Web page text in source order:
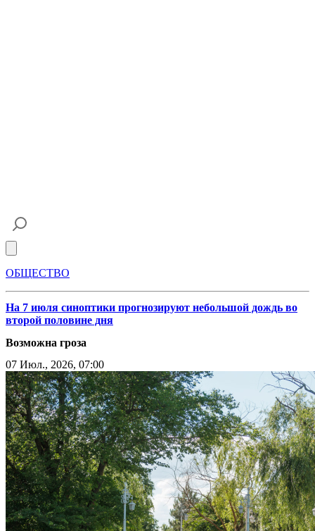
ОБЩЕСТВО
На 7 июля синоптики прогнозируют небольшой дождь во
второй половине дня
Возможна гроза
07 Июл., 2026, 07:00